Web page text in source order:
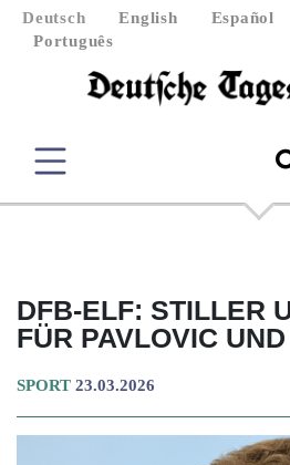
Deutsch English Español
Português
DFB-ELF: STILLER
FÜR PAVLOVIC
SPORT 23.03.2026